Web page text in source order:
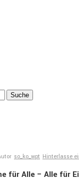
so_ko_wpt Hinterlasse
für Alle – Alle für